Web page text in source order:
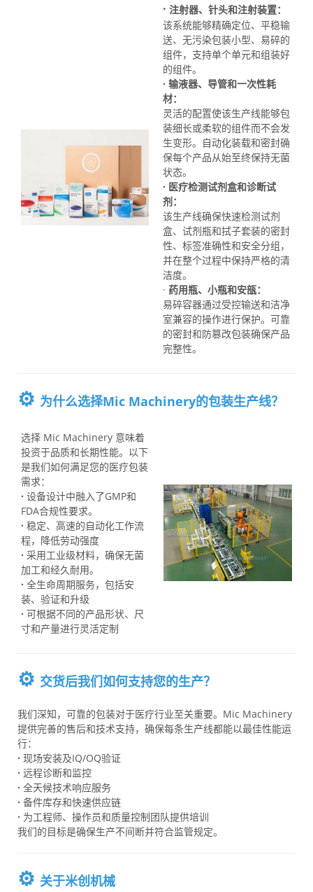
· 注射器、针头和注射装置：
该系统能够精确定位、平稳输
送、无污染包装小型、易碎的
组件，支持单个单元和组装好
的组件。
· 输液器、导管和一次性耗
材：
灵活的配置使该生产线能够包
装细长或柔软的组件而不会发
生变形。自动化装载和密封确
保每个产品从始至终保持无菌
状态。
· 医疗检测试剂盒和诊断试
剂：
该生产线确保快速检测试剂
盒、试剂瓶和拭子套装的密封
性、标签准确性和安全分组，
并在整个过程中保持严格的清
洁度。
· 药用瓶、小瓶和安瓿：
易碎容器通过受控输送和洁净
室兼容的操作进行保护。可靠
的密封和防篡改包装确保产品
完整性。
⚙️ 为什么选择Mic Machinery的包装生产线？
选择 Mic Machinery 意味着
投资于品质和长期性能。以下
是我们如何满足您的医疗包装
需求：
· 设备设计中融入了GMP和
FDA合规性要求。
· 稳定、高速的自动化工作流
程，降低劳动强度
· 采用工业级材料，确保无菌
加工和经久耐用。
· 全生命周期服务，包括安
装、验证和升级
· 可根据不同的产品形状、尺
寸和产量进行灵活定制
⚙️ 交货后我们如何支持您的生产？
我们深知，可靠的包装对于医疗行业至关重要。Mic Machinery
提供完善的售后和技术支持，确保每条生产线都能以最佳性能运
行：
· 现场安装及IQ/OQ验证
· 远程诊断和监控
· 全天候技术响应服务
· 备件库存和快速供应链
· 为工程师、操作员和质量控制团队提供培训
我们的目标是确保生产不间断并符合监管规定。
⚙️ 关于米创机械